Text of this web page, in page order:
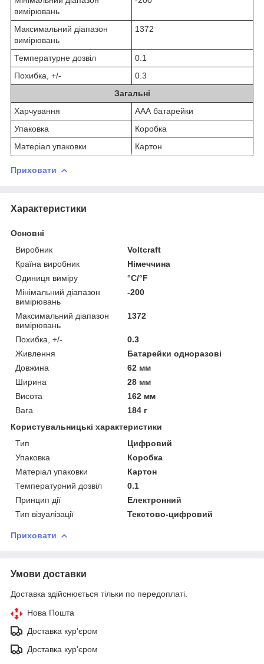
вимірювань
Максимальний діапазон
вимірювань
1372
Температурне дозвіл
0.1
Похибка, +/-
0.3
Загальні
Харчування
ААА батарейки
Упаковка
Коробка
Матеріал упаковки
Картон
Приховати
Характеристики
Основні
Виробник
Voltcraft
Країна виробник
Німеччина
Одиниця виміру
°С/°F
Мінімальний діапазон
вимірювань
-200
Максимальний діапазон
вимірювань
1372
Похибка, +/-
0.3
Живлення
Батарейки одноразові
Довжина
62 мм
Ширина
28 мм
Висота
162 мм
Вага
184 г
Користувальницькі характеристики
Тип
Цифровий
Упаковка
Коробка
Матеріал упаковки
Картон
Температурний дозвіл
0.1
Принцип дії
Електронний
Тип візуалізації
Текстово-цифровий
Приховати
Умови доставки
Доставка здійснюється тільки по передоплаті.
Нова Пошта
Доставка кур'єром
Доставка кур'єром